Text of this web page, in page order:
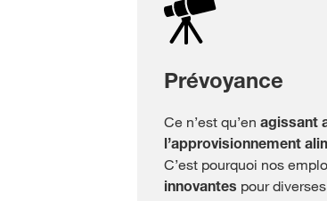
Prévoyance
Ce n’est qu’en agissant
l’approvisionnement
C’est pourquoi nos
innovantes pour